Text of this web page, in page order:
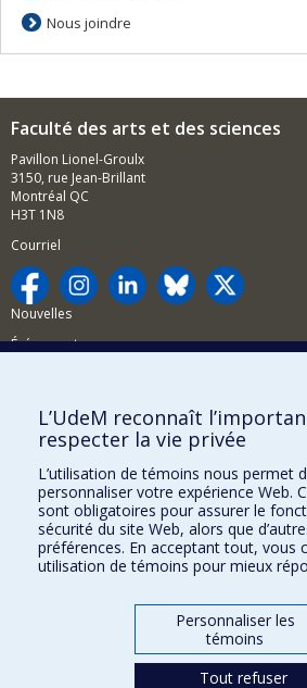
Nous joindre
Faculté des arts et des sciences
Pavillon Lionel-Groulx
3150, rue Jean-Brillant
Montréal QC
H3T 1N8
Courriel
Nouvelles
Événements
BESOIN D'AIDE?
Plan du site
Signaler une erreur
Accessibilité
FACULTÉ DES ARTS ET DES SCIENCES
Nos programmes et cours
L’UdeM reconnaît
respecter la vie privée
L’utilisation de témoins nous permet
personnaliser votre expérience Web.
sont obligatoires pour assurer le
sécurité du site Web, alors que
préférences. En acceptant tout, vous
utilisation de témoins pour mieux
Personnaliser les
témoins
Tout refuser